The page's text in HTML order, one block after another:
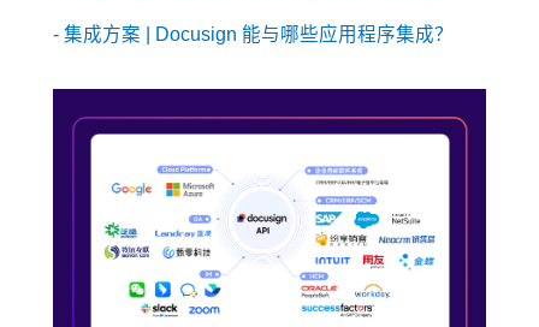
- 集成方案 | Docusign 能与哪些应用程序集成？